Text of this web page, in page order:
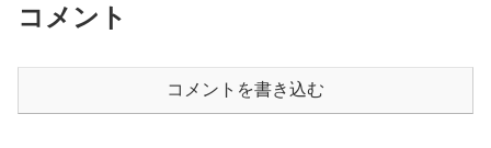
コメント
コメントを書き込む